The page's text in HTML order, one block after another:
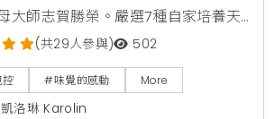
大師志賀勝榮。嚴選7種自家培養天
溫發酵工藝，主打不脹氣、無添加的
加水核桃起司農夫麵包與蕃茄乳酪酸
出健康吐司第2件半價、天然酸種麵
(共29人參與) 502
#味覺的感動 More
洛琳 Karolin